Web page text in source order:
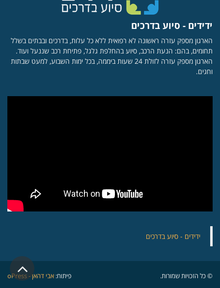
ידידים - סיוע בדרכים
הארגון מספק עזרה ראשונה לא רפואית ללא כל עלות, בדרכים ובבתים בשלל
תחומים, בהם: הנעת הרכב, סיוע בהחלפת גלגל, פתיחת רכב שננעל ועוד.
הארגון מספק עזרה לזולת 24 שעות ביממה, בכל ימות השבוע, למעט שבתות
וחגים.
‏ידידים - סיוע בדרכים
© כל הזכויות שמורות. פיתוח: אבי דהאן - oPressגלילה